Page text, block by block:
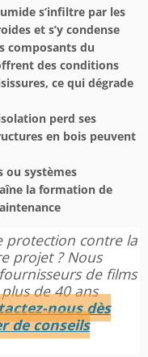
s’infiltre par les
et s’y condense
composants du
des conditions
ce qui dégrade
perd ses
en bois peuvent
ou systèmes
la formation de
protection contre la
projet ? Nous
de films
de 40 ans
nous dès
de conseils